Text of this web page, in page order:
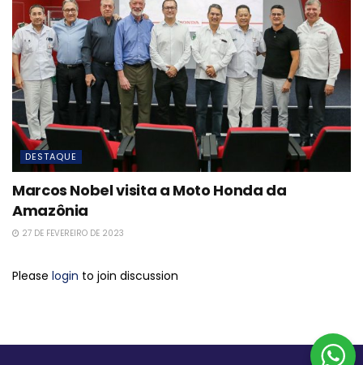
DESTAQUE
Marcos Nobel visita a Moto Honda da
Amazônia
27 DE FEVEREIRO DE 2023
Please login to join discussion